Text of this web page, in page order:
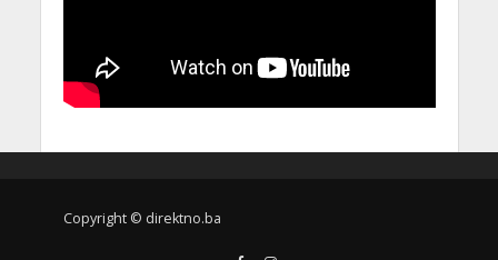
Copyright © direktno.ba